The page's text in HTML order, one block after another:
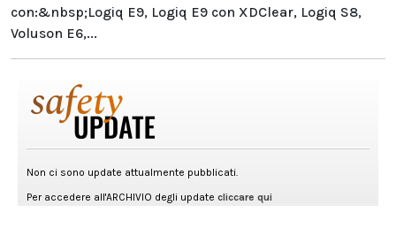
con:&nbsp;Logiq E9, Logiq E9 con XDClear, Logiq S8,
Voluson E6,...